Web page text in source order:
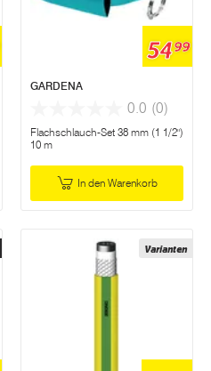
5499
GARDENA
0.0 (0)
Flachschlauch-Set 38 mm (1 1/2")
10 m
In den Warenkorb
Varianten